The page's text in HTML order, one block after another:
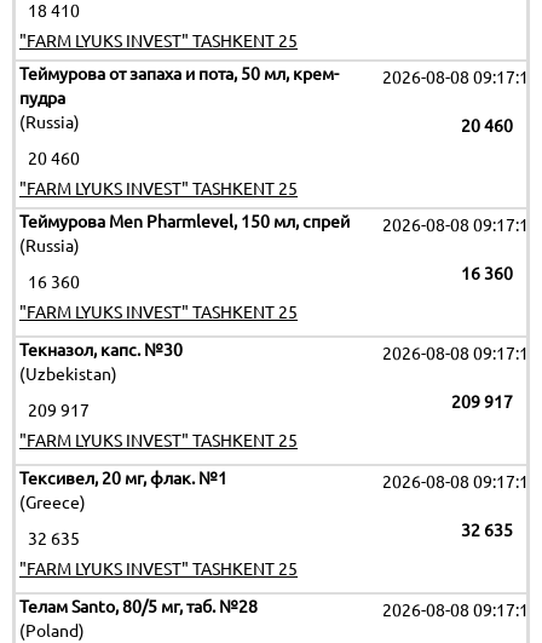
18 410
"FARM LYUKS INVEST" TASHKENT 25
Теймурова от запаха и пота, 50 мл, крем-
пудра
(Russia)
2026-08-08 09:17:19
20 460
20 460
"FARM LYUKS INVEST" TASHKENT 25
Теймурова Men Pharmlevel, 150 мл, спрей
(Russia)
2026-08-08 09:17:19
16 360
16 360
"FARM LYUKS INVEST" TASHKENT 25
Текназол, капс. №30
(Uzbekistan)
2026-08-08 09:17:19
209 917
209 917
"FARM LYUKS INVEST" TASHKENT 25
Тексивел, 20 мг, флак. №1
(Greece)
2026-08-08 09:17:19
32 635
32 635
"FARM LYUKS INVEST" TASHKENT 25
Телам Santo, 80/5 мг, таб. №28
(Poland)
2026-08-08 09:17:19